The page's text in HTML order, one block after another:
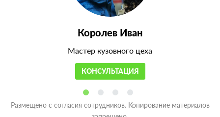
Королев Иван
Мастер кузовного цеха
КОНСУЛЬТАЦИЯ
Размещено с согласия сотрудников. Копирование материалов